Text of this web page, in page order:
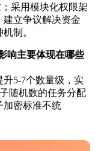
采用模块化权限架
立争议解决资金
制。
响主要体现在哪些
5-7个数量级，实
随机数的任务分配
加密标准不统